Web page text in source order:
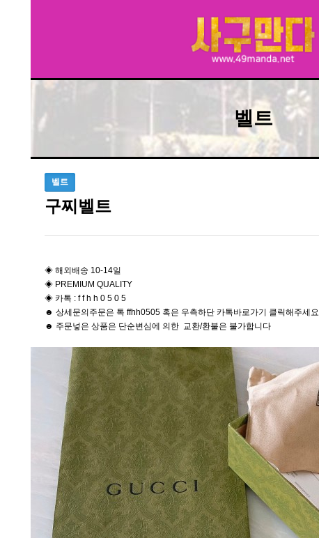
벨트
벨트
구찌벨트
◈ 해외배송 10-14일
◈ PREMIUM QUALITY
◈ 카톡 : f f h h 0 5 0 5
☻ 상세문의주문은 톡 ffhh0505 혹은 우측하단 카톡바로가기 클릭해주세요
☻ 주문넣은 상품은 단순변심에 의한 교환/환불은 불가합니다